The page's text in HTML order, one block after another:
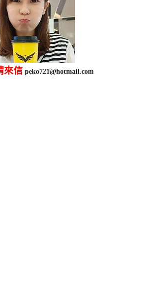
來信 peko721@hotmail.com